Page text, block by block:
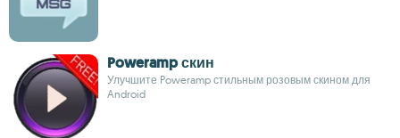
Poweramp скин
Улучшите Poweramp стильным розовым скином для
Android